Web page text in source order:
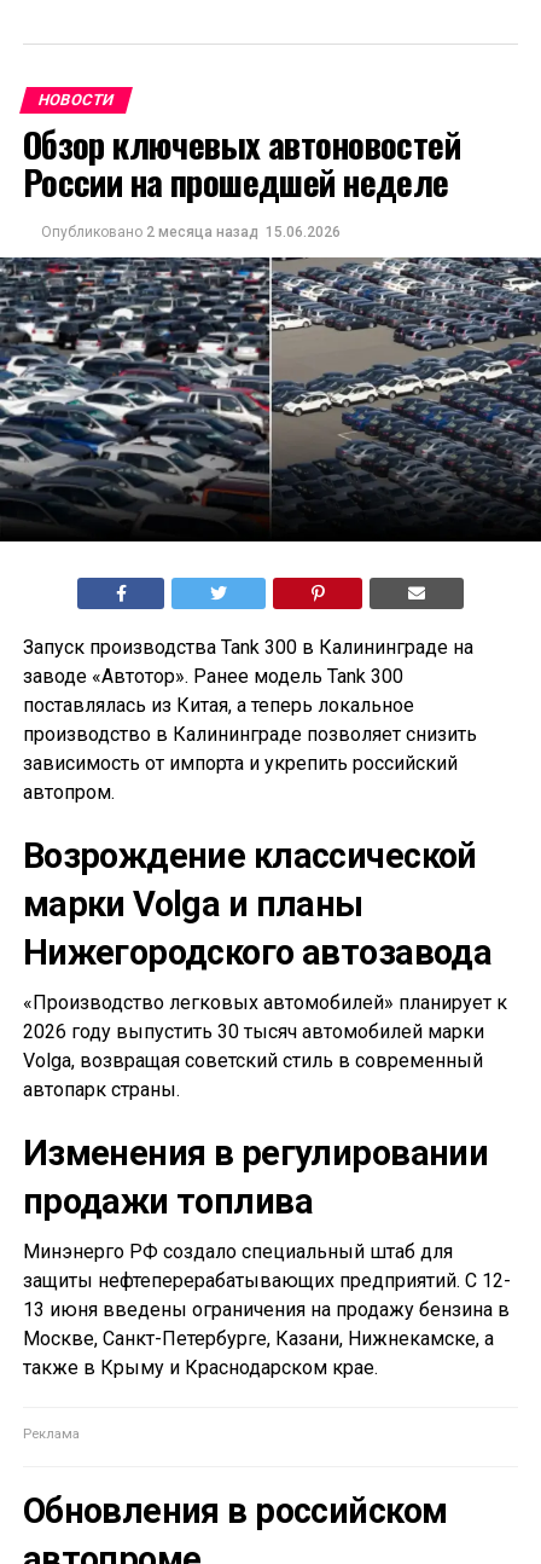
НОВОСТИ
Обзор ключевых автоновостей
России на прошедшей неделе
Опубликовано 2 месяца назад 15.06.2026
Запуск производства Tank 300 в Калининграде на
заводе «Автотор». Ранее модель Tank 300
поставлялась из Китая, а теперь локальное
производство в Калининграде позволяет снизить
зависимость от импорта и укрепить российский
автопром.
Возрождение классической
марки Volga и планы
Нижегородского автозавода
«Производство легковых автомобилей» планирует к
2026 году выпустить 30 тысяч автомобилей марки
Volga, возвращая советский стиль в современный
автопарк страны.
Изменения в регулировании
продажи топлива
Минэнерго РФ создало специальный штаб для
защиты нефтеперерабатывающих предприятий. С 12-
13 июня введены ограничения на продажу бензина в
Москве, Санкт-Петербурге, Казани, Нижнекамске, а
также в Крыму и Краснодарском крае.
Обновления в российском